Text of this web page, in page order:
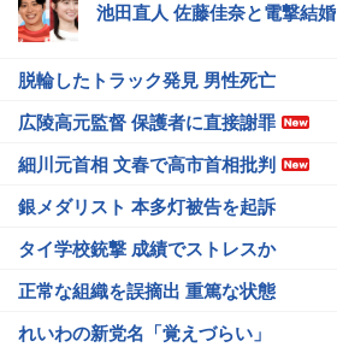
池田直人 佐藤佳奈と電撃結婚
脱輪したトラック発見 男性死亡
広陵高元監督 保護者に直接謝罪
細川元首相 文春で高市首相批判
銀メダリスト 本多灯被告を起訴
タイ学校銃撃 成績でストレスか
正常な組織を誤摘出 重篤な状態
れいわの新党名「覚えづらい」